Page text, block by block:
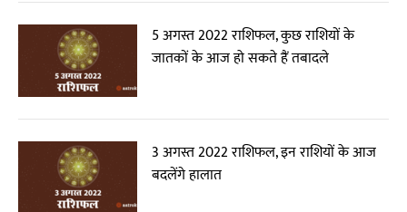
5 अगस्त 2022 राशिफल, कुछ राशियों के
जातकों के आज हो सकते हैं तबादले
3 अगस्त 2022 राशिफल, इन राशियों के आज
बदलेंगे हालात